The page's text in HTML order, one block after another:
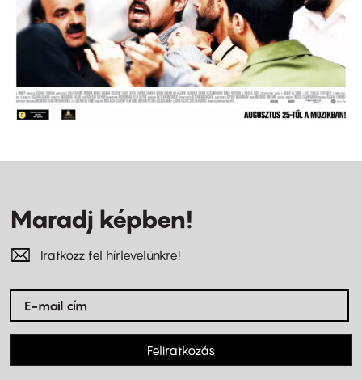
Maradj képben!
Iratkozz fel hírlevelünkre!
Feliratkozás